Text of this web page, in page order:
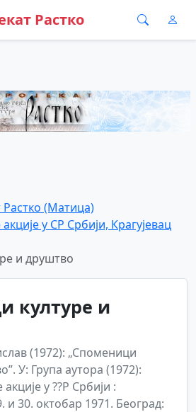
Растко
Растко (Матица)
у СР Србији, Крагујевац
и друштво
културе и
(1972): „Споменици
У: Група аутора (1972):
у ??Р Србији :
и 30. октобар 1971. Београд: